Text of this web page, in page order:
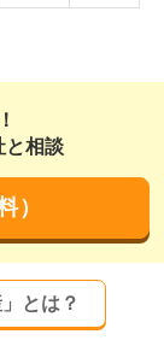
と相談
）
とは？
現地を見て検
知度が上が
き合いのある
ことなら、ぜ
った物件